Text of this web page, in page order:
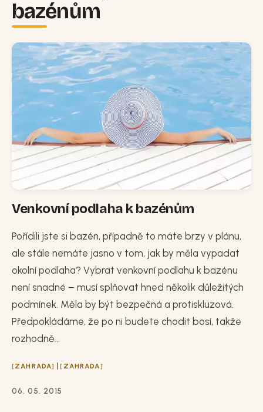
bazénům
Venkovní podlaha k bazénům
Pořídili jste si bazén, případně to máte brzy v plánu,
ale stále nemáte jasno v tom, jak by měla vypadat
okolní podlaha? Vybrat venkovní podlahu k bazénu
není snadné – musí splňovat hned několik důležitých
podmínek. Měla by být bezpečná a protiskluzová.
Předpokládáme, že po ni budete chodit bosí, takže
rozhodně...
ZAHRADA | ZAHRADA
06. 05. 2015